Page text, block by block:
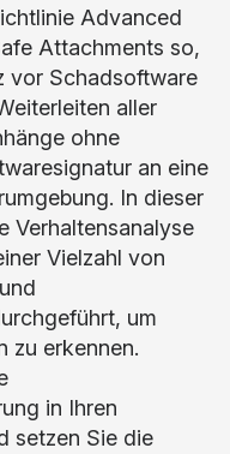
Advanced
Attachments so,
vor Schadsoftware
aller
ohne
an eine
In dieser
Verhaltensanalyse
Vielzahl von
um
zu erkennen.
in Ihren
setzen Sie die